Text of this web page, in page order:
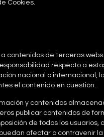
Cookies.
contenidos de terceras
respecto a
nacional o internacional,
el contenido en cuestión.
y contenidos
publicar contenidos de
de todos los
afectar o contravenir